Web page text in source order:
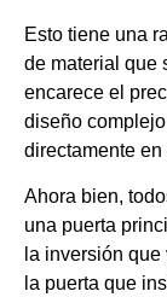
Esto tiene una
de material que
encarece el
diseño
directamente
Ahora bien,
una puerta
la inversión
la puerta que